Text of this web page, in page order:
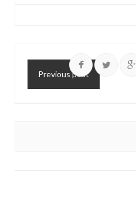
Previous post